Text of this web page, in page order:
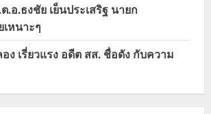
.อ.ธงชัย เย็นประเสริฐ นายก
หนาะๆ
ง เรี่ยวแรง อดีต สส. ชื่อดัง กับความ